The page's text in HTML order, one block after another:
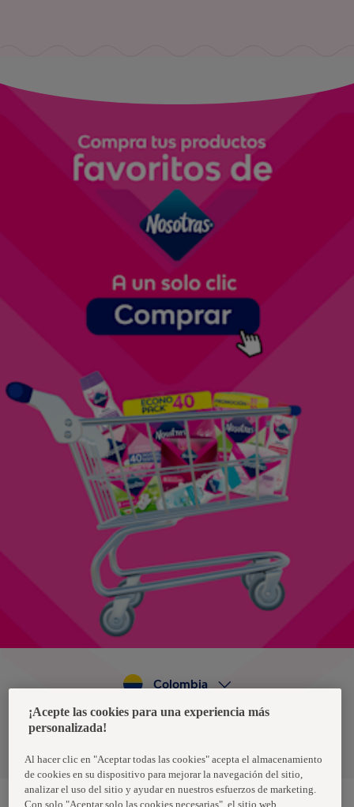
Política de privacidad de datos
Colombia
¡Acepte las cookies para una experiencia más
personalizada!
Al hacer clic en "Aceptar todas las cookies" acepta el almacenamiento
de cookies en su dispositivo para mejorar la navegación del sitio,
analizar el uso del sitio y ayudar en nuestros esfuerzos de marketing.
Con solo "Aceptar solo las cookies necesarias", el sitio web